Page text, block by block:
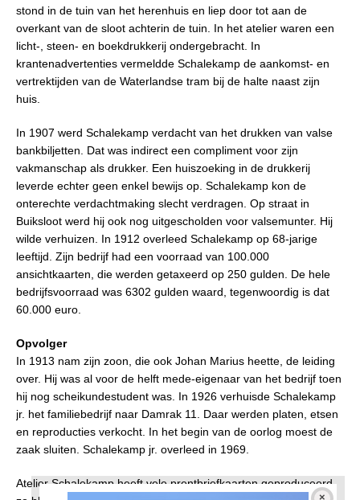
stond in de tuin van het herenhuis en liep door tot aan de
overkant van de sloot achterin de tuin. In het atelier waren een
licht-, steen- en boekdrukkerij ondergebracht. In
krantenadvertenties vermeldde Schalekamp de aankomst- en
vertrektijden van de Waterlandse tram bij de halte naast zijn
huis.
In 1907 werd Schalekamp verdacht van het drukken van valse
bankbiljetten. Dat was indirect een compliment voor zijn
vakmanschap als drukker. Een huiszoeking in de drukkerij
leverde echter geen enkel bewijs op. Schalekamp kon de
onterechte verdachtmaking slecht verdragen. Op straat in
Buiksloot werd hij ook nog uitgescholden voor valsemunter. Hij
wilde verhuizen. In 1912 overleed Schalekamp op 68-jarige
leeftijd. Zijn bedrijf had een voorraad van 100.000
ansichtkaarten, die werden getaxeerd op 250 gulden. De hele
bedrijfsvoorraad was 6302 gulden waard, tegenwoordig is dat
60.000 euro.
Opvolger
In 1913 nam zijn zoon, die ook Johan Marius heette, de leiding
over. Hij was al voor de helft mede-eigenaar van het bedrijf toen
hij nog scheikundestudent was. In 1926 verhuisde Schalekamp
jr. het familiebedrijf naar Damrak 11. Daar werden platen, etsen
en reproducties verkocht. In het begin van de oorlog moest de
zaak sluiten. Schalekamp jr. overleed in 1969.
Atelier Schalekamp heeft vele prentbriefkaarten geproduceerd,